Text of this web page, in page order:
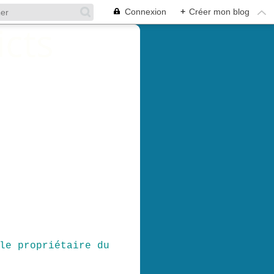
Connexion + Créer mon blog
propriétaire du